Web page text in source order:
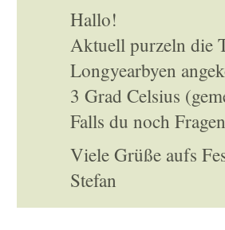
Hallo!
Aktuell purzeln die
Longyearbyen
3 Grad Celsius
Falls du noch
Viele Grüße aufs
Stefan